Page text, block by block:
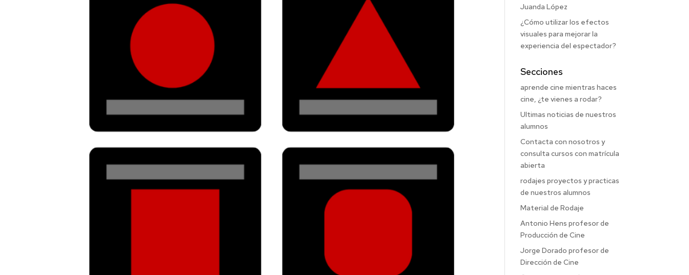
Juanda López
¿Cómo utilizar los efectos
visuales para mejorar la
experiencia del espectador?
Secciones
aprende cine mientras haces
cine, ¿te vienes a rodar?
Ultimas noticias de nuestros
alumnos
Contacta con nosotros y
consulta cursos con matrícula
abierta
rodajes proyectos y practicas
de nuestros alumnos
Material de Rodaje
Antonio Hens profesor de
Producción de Cine
Jorge Dorado profesor de
Dirección de Cine